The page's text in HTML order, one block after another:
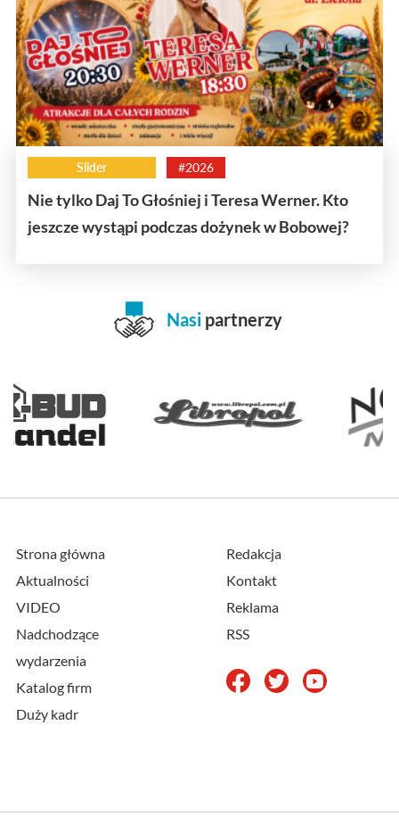
Slider #2026
Nie tylko Daj To Głośniej i Teresa Werner. Kto
jeszcze wystąpi podczas dożynek w Bobowej?
Nasi partnerzy
Strona główna
Aktualności
VIDEO
Nadchodzące
wydarzenia
Katalog firm
Duży kadr
Redakcja
Kontakt
Reklama
RSS